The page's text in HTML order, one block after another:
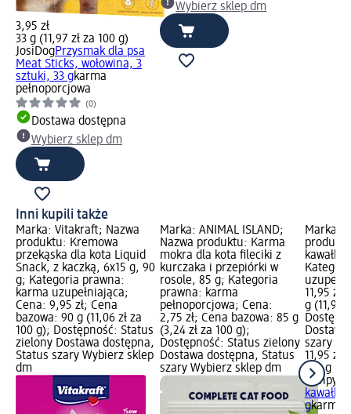
3,95 zł
33 g (11,97 zł za 100 g)
JosiDogPrzysmak dla psa
Meat Sticks, wołowina, 3
sztuki, 33 gkarma
pełnoporcjowa
(0)
Dostawa dostępna
Wybierz sklep dm
Wybierz sklep dm
Inni kupili także
Marka: Vitakraft; Nazwa
produktu: Kremowa
przekąska dla kota Liquid
Snack, z kaczką, 6x15 g, 90
g; Kategoria prawna:
karma uzupełniająca;
Cena: 9,95 zł; Cena
bazowa: 90 g (11,06 zł za
100 g); Dostępność: Status
zielony Dostawa dostępna,
Status szary Wybierz sklep
dm
Marka: ANIMAL ISLAND;
Nazwa produktu: Karma
mokra dla kota fileciki z
kurczaka i przepiórki w
rosole, 85 g; Kategoria
prawna: karma
pełnoporcjowa; Cena:
2,75 zł; Cena bazowa: 85 g
(3,24 zł za 100 g);
Dostępność: Status zielony
Dostawa dostępna, Status
szary Wybierz sklep dm
Marka:
kawałki
11,95
g (11,95
szary
11,95 zł
100 g
wanpy
kawałki
gkarma